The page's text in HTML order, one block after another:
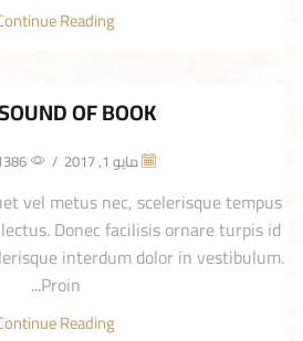
Reading
OF BOOK
مايو 1, 2017 /
vel metus nec, scelerisque tempus
Donec facilisis ornare turpis id
interdum dolor in vestibulum.
Proin...
Reading